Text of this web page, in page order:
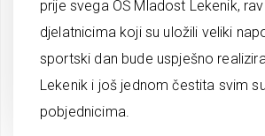
prije svega OŠ Mladost Lekenik,
djelatnicima koji su uložili veliki
sportski dan bude uspješno
Lekenik i još jednom čestita svim
pobjednicima.